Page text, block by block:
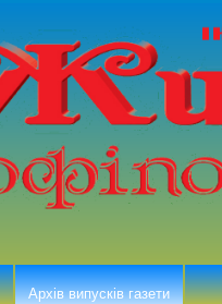
Архів випусків газети